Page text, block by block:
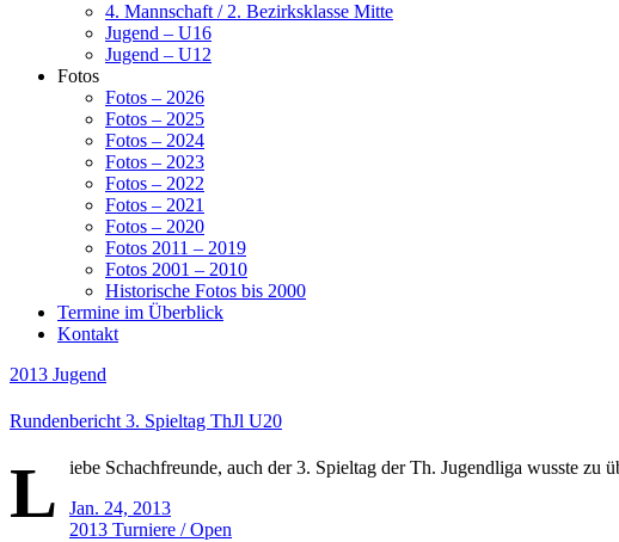
4. Mannschaft / 2. Bezirksklasse Mitte
Jugend – U16
Jugend – U12
Fotos
Fotos – 2026
Fotos – 2025
Fotos – 2024
Fotos – 2023
Fotos – 2022
Fotos – 2021
Fotos – 2020
Fotos 2011 – 2019
Fotos 2001 – 2010
Historische Fotos bis 2000
Termine im Überblick
Kontakt
2013 Jugend
Rundenbericht 3. Spieltag ThJl U20
L
iebe Schachfreunde, auch der 3. Spieltag der Th. Jugendliga wusste zu
Jan. 24, 2013
2013 Turniere / Open